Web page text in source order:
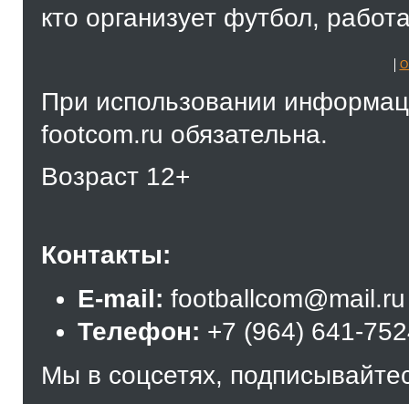
кто организует футбол,
О
При использовании
footcom.ru обязательна.
Возраст 12+
Контакты:
E-mail: footballcom@mail.ru
Телефон: +7 (964) 641-
Мы в соцсетях,